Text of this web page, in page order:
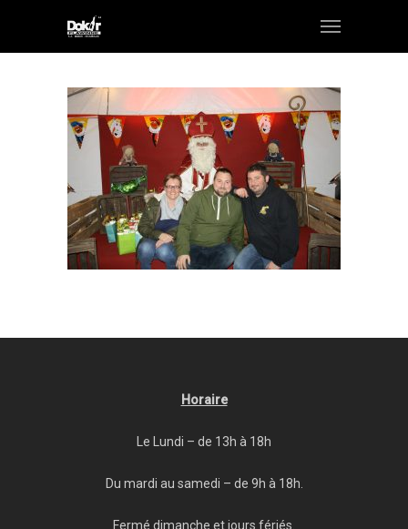
Horaire
Le Lundi – de 13h à 18h
Du mardi au samedi – de 9h à 18h.
Fermé dimanche et jours fériés.